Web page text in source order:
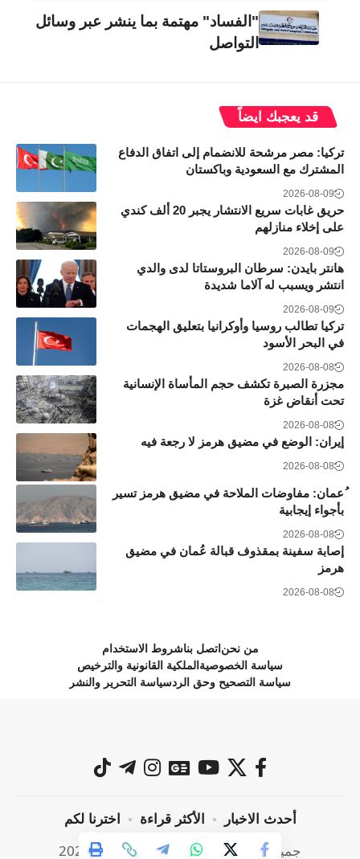
"الفساد" مهتمة بما ينشر عبر وسائل
التواصل
قد يعجبك ايضاً
تركيا: مصر مرشحة للانضمام إلى اتفاق الدفاع
المشترك مع السعودية وباكستان
2026-08-09
حريق غابات سريع الانتشار يجبر 20 ألف كندي
على إخلاء منازلهم
2026-08-09
هانتر بايدن: سرطان البروستاتا لدى والدي
انتشر ويسبب له آلاما شديدة
2026-08-09
تركيا تطالب روسيا وأوكرانيا بتعليق الهجمات
في البحر الأسود
2026-08-08
مجزرة الصبرة تكشف حجم المأساة الإنسانية
تحت أنقاض غزة
2026-08-08
إيران: الوضع في مضيق هرمز لا رجعة فيه
2026-08-08
ُعمان: مفاوضات الملاحة في مضيق هرمز تسير
بأجواء إيجابية
2026-08-08
إصابة سفينة بمقذوف قبالة عُمان في مضيق
هرمز
2026-08-08
من نحن اتصل بناشروط الاستخدام
سياسة الخصوصية الملكية القانونية والترخيص
سياسة التصحيح وحق الردسياسة التحرير والنشر
جميع الحقوق محفوظة @ صراحة نيوز 2024
أحدث الاخبار الأكثر قراءة اخترنا لكم